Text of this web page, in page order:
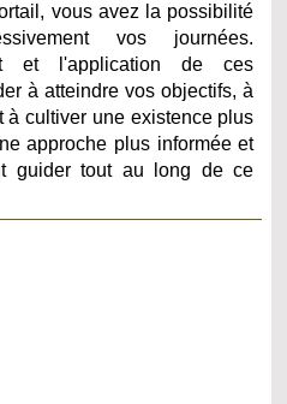
vous avez la possibilité
vos journées.
et l'application de ces
à atteindre vos objectifs, à
à cultiver une existence plus
approche plus informée et
guider tout au long de ce